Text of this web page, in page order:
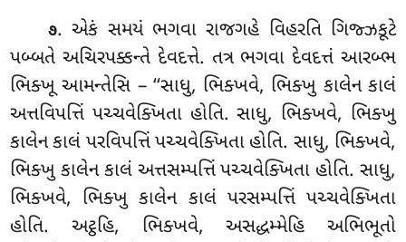
૭. એકં સમયં ભગવા રાજગહે વિહરતિ ગિજ્ઝકૂટે
પબ્બતે અચિરપક્કન્તે દેવદત્તે. તત્ર ભગવા દેવદત્તં આરબ્ભ
ભિક્ખૂ આમન્તેસિ – ‘‘સાધુ, ભિક્ખવે, ભિક્ખુ કાલેન કાલં
અત્તવિપત્તિં પચ્ચવેક્ખિતા હોતિ. સાધુ, ભિક્ખવે, ભિક્ખુ
કાલેન કાલં પરવિપત્તિં પચ્ચવેક્ખિતા હોતિ. સાધુ, ભિક્ખવે,
ભિક્ખુ કાલેન કાલં અત્તસમ્પત્તિં પચ્ચવેક્ખિતા હોતિ. સાધુ,
ભિક્ખવે, ભિક્ખુ કાલેન કાલં પરસમ્પત્તિં પચ્ચવેક્ખિતા
હોતિ. અટ્ઠહિ, ભિક્ખવે, અસદ્ધમ્મેહિ અભિભૂતો